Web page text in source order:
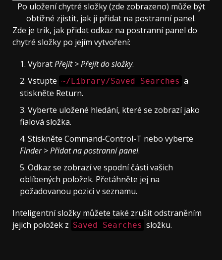
Po uložení chytré složky (zde zobrazeno) může být
obtížné zjistit, jak ji přidat na postranní panel.
Zde je trik, jak přidat odkaz na postranní panel do
chytré složky po jejím vytvoření:
VybratPřejít > Přejít do složky.
Vstupte ~/Library/Saved Searches a
stiskněte Return.
Vyberte uložené hledání, které se zobrazí jako
fialová složka.
Stiskněte Command-Control-T nebo vyberte
Finder > Přidat na postranní panel.
Odkaz se zobrazí ve spodní části vašich
oblíbených položek. Přetáhněte jej na
požadovanou pozici v seznamu.
Inteligentní složky můžete také zrušit odstraněním
jejich položek z Saved Searches složku.